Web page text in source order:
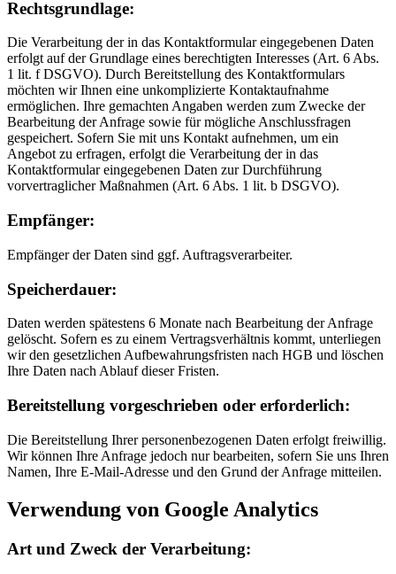
Rechtsgrundlage:
Die Verarbeitung der in das Kontaktformular eingegebenen Daten
erfolgt auf der Grundlage eines berechtigten Interesses (Art. 6 Abs.
1 lit. f DSGVO). Durch Bereitstellung des Kontaktformulars
möchten wir Ihnen eine unkomplizierte Kontaktaufnahme
ermöglichen. Ihre gemachten Angaben werden zum Zwecke der
Bearbeitung der Anfrage sowie für mögliche Anschlussfragen
gespeichert. Sofern Sie mit uns Kontakt aufnehmen, um ein
Angebot zu erfragen, erfolgt die Verarbeitung der in das
Kontaktformular eingegebenen Daten zur Durchführung
vorvertraglicher Maßnahmen (Art. 6 Abs. 1 lit. b DSGVO).
Empfänger:
Empfänger der Daten sind ggf. Auftragsverarbeiter.
Speicherdauer:
Daten werden spätestens 6 Monate nach Bearbeitung der Anfrage
gelöscht. Sofern es zu einem Vertragsverhältnis kommt, unterliegen
wir den gesetzlichen Aufbewahrungsfristen nach HGB und löschen
Ihre Daten nach Ablauf dieser Fristen.
Bereitstellung vorgeschrieben oder erforderlich:
Die Bereitstellung Ihrer personenbezogenen Daten erfolgt freiwillig.
Wir können Ihre Anfrage jedoch nur bearbeiten, sofern Sie uns Ihren
Namen, Ihre E-Mail-Adresse und den Grund der Anfrage mitteilen.
Verwendung von Google Analytics
Art und Zweck der Verarbeitung: